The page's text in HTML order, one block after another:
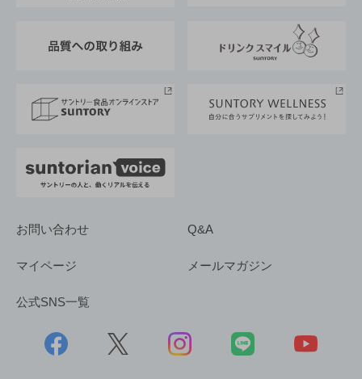
採用情報
お問い合わせ Q&A
マイページ メールマガジン
公式SNS一覧